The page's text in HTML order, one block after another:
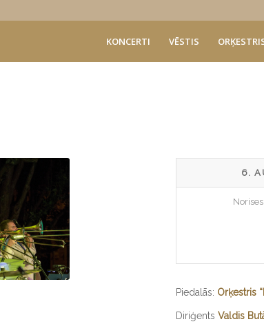
KONCERTI VĒSTIS
6.
Piedalās: Orķestris
Diriģents Valdis